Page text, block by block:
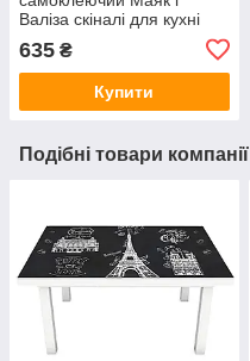
Валіза скіналі для кухні
наклейка ПВХ ретро море
вінтаж 600х2500 мм
635 ₴
Купити
Подібні товари компанії